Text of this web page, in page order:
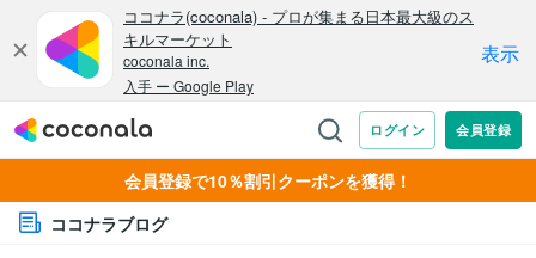
会員登録で10％割引クーポンを獲得！
ココナラブログ